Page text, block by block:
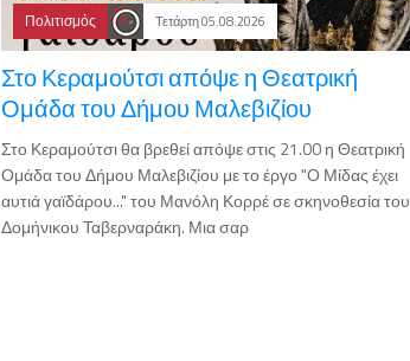
Πολιτισμός Τετάρτη 05.08.2026
Στο Κεραμούτσι απόψε η Θεατρική
Ομάδα του Δήμου Μαλεβιζίου
Στο Κεραμούτσι θα βρεθεί απόψε στις 21.00 η Θεατρική
Ομάδα του Δήμου Μαλεβιζίου με το έργο "Ο Μίδας έχει
αυτιά γαϊδάρου..." του Μανόλη Κορρέ σε σκηνοθεσία του
Δομήνικου Ταβερναράκη. Μια σαρ